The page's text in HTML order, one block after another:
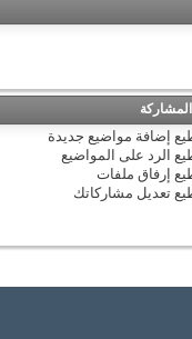
إضافة مواضيع جديدة
الرد على المواضيع
إرفاق ملفات
تعديل مشاركاتك